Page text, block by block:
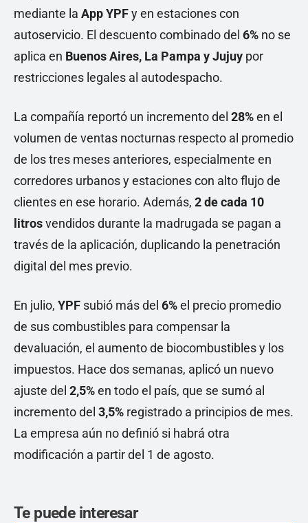
mediante la App YPFy en estaciones con
autoservicio. El descuento combinado del 6% no se
aplica en Buenos Aires, La Pampa y Jujuy por
restricciones legales al autodespacho.
La compañía reportó un incremento del 28%en el
volumen de ventas nocturnas respecto al promedio
de los tres meses anteriores, especialmente en
corredores urbanos y estaciones con alto flujo de
clientes en ese horario. Además, 2 de cada 10
litrosvendidos durante la madrugada se pagan a
través de la aplicación, duplicando la penetración
digital del mes previo.
En julio, YPF subió más del 6%el precio promedio
de sus combustibles para compensar la
devaluación, el aumento de biocombustibles y los
impuestos. Hace dos semanas, aplicó un nuevo
ajuste del 2,5%en todo el país, que se sumó al
incremento del 3,5% registrado a principios de mes.
La empresa aún no definió si habrá otra
modificación a partir del 1 de agosto.
Te puede interesar